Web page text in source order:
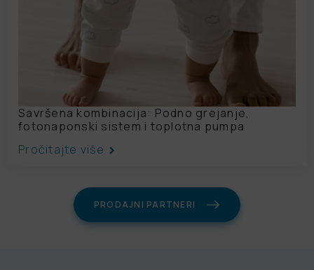
Savršena kombinacija: Podno grejanje,
fotonaponski sistem i toplotna pumpa
Pročitajte više
PRODAJNI PARTNERI